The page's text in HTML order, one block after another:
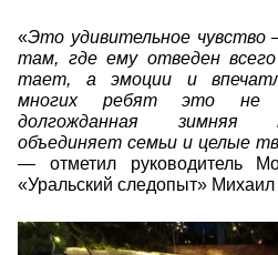
«Это удивительное чувство
там, где ему отведен
тает, а эмоции и
многих ребят это не
долгожданная зимняя
объединяет семьи и целые
— отметил руководитель
«Уральский следопыт»